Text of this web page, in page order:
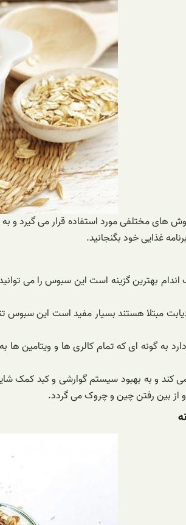
های مختلفی مورد استفاده قرار می گیرد و
غذایی خود بگنجانید.
بهترین گزینه است این سبوس را می
مبتلا هستند بسیار مفید است این سبوس
گونه ای که تمام کالری ها و ویتامین ها
از بین رفتن چین و چروک می گردد.